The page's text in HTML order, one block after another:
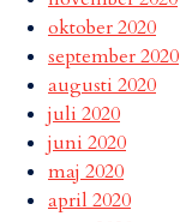
oktober 2020
september 2020
augusti 2020
juli 2020
juni 2020
maj 2020
april 2020